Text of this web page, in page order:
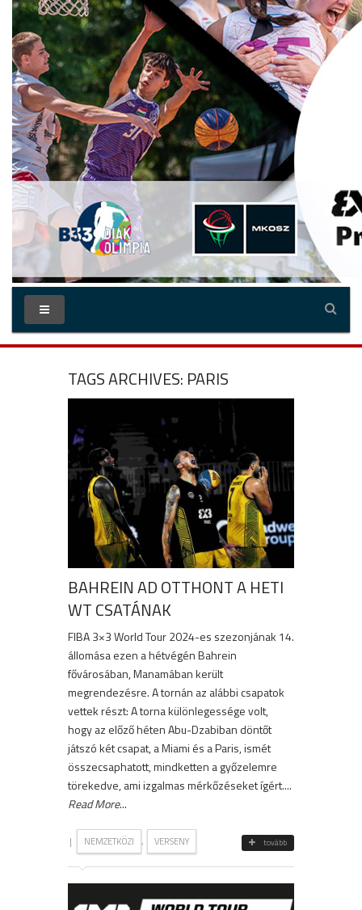
TAGS ARCHIVES: PARIS
BAHREIN AD OTTHONT A HETI
WT CSATÁNAK
FIBA 3×3 World Tour 2024-es szezonjának 14.
állomása ezen a hétvégén Bahrein
fővárosában, Manamában került
megrendezésre. A tornán az alábbi csapatok
vettek részt: A torna különlegessége volt,
hogy az előző héten Abu-Dzabiban döntőt
játszó két csapat, a Miami és a Paris, ismét
összecsaphatott, mindketten a győzelemre
törekedve, ami izgalmas mérkőzéseket ígért....
Read More...
| NEMZETKÖZI , VERSENY tovább